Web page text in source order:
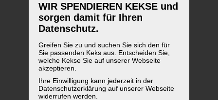
WIR SPENDIEREN KEKSE und
sorgen damit für Ihren
Datenschutz.
Greifen Sie zu und suchen Sie sich den für
Sie passenden Keks aus. Entscheiden Sie,
welche Kekse Sie auf unserer Webseite
akzeptieren.
Ihre Einwilligung kann jederzeit in der
Datenschutzerklärung auf unserer Webseite
widerrufen werden.